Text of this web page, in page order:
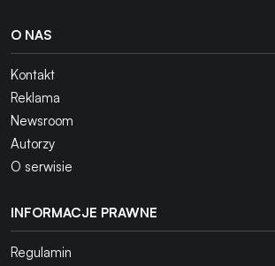
O NAS
Kontakt
Reklama
Newsroom
Autorzy
O serwisie
INFORMACJE PRAWNE
Regulamin